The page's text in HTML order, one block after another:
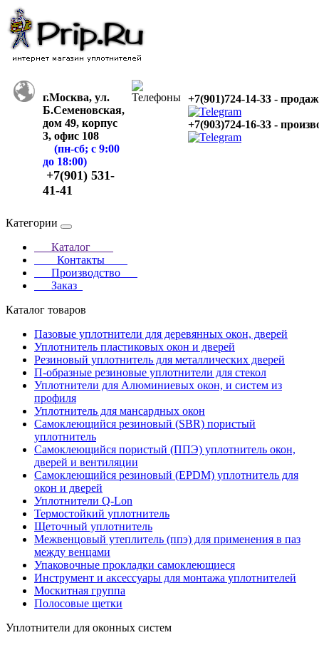
г.Москва, ул.
Б.Семеновская,
дом 49, корпус
3, офис 108
(пн-сб; с 9:00
до 18:00)
+7(901) 531-
41-41
+7(901)724-14-33 -
+7(903)724-16-33 -
Категории
Каталог
Контакты
Производство
Заказ
Каталог товаров
Пазовые уплотнители для деревянных окон, дверей
Уплотнитель пластиковых окон и дверей
Резиновый уплотнитель для металлических дверей
П-образные резиновые уплотнители для стекол
Уплотнители для Алюминиевых окон, и систем из
профиля
Уплотнитель для мансардных окон
Самоклеющийся резиновый (SBR) пористый
уплотнитель
Cамоклеющийся пористый (ППЭ) уплотнитель окон,
дверей и вентиляции
Самоклеющийся резиновый (EPDM) уплотнитель для
окон и дверей
Уплотнители Q-Lon
Термостойкий уплотнитель
Щеточный уплотнитель
Межвенцовый утеплитель (ппэ) для применения в паз
между венцами
Упаковочные прокладки самоклеющиеся
Инструмент и аксессуары для монтажа уплотнителей
Москитная группа
Полосовые щетки
Уплотнители для оконных систем